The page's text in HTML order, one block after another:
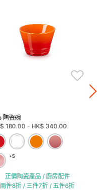
陶瓷碗
180.00 - HK$ 340.00
+5
正價陶瓷產品 / 廚房配件
兩件8折 / 三件7折 / 五件6折